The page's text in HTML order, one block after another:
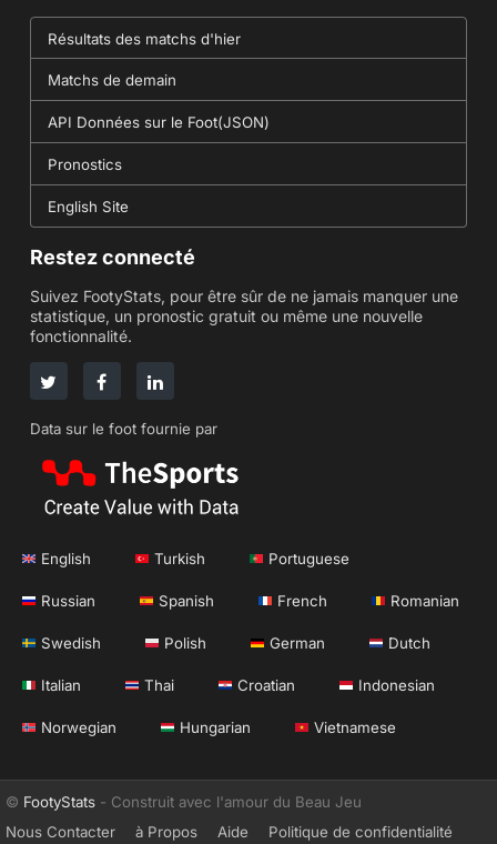
Résultats des matchs d'hier
Matchs de demain
API Données sur le Foot(JSON)
Pronostics
English Site
Restez connecté
Suivez FootyStats, pour être sûr de ne jamais manquer une
statistique, un pronostic gratuit ou même une nouvelle
fonctionnalité.
Data sur le foot fournie par
English Turkish Portuguese
Russian Spanish French Romanian
Swedish Polish German Dutch
Italian Thai Croatian Indonesian
Norwegian Hungarian Vietnamese
© FootyStats - Construit avec l'amour du Beau Jeu
Nous Contacter
à Propos Aide Politique de confidentialité